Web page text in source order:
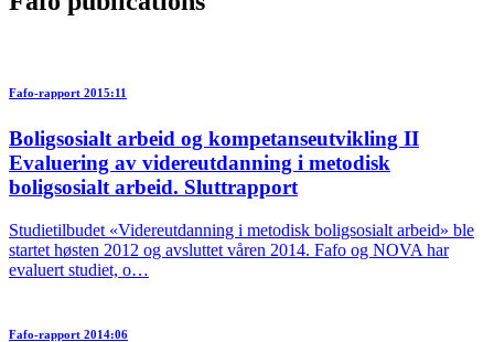
Fafo-rapport 2015:11
Boligsosialt arbeid og kompetanseutvikling II
Evaluering av videreutdanning i metodisk
boligsosialt arbeid. Sluttrapport
Studietilbudet «Videreutdanning i metodisk boligsosialt arbeid» ble
startet høsten 2012 og avsluttet våren 2014. Fafo og NOVA har
evaluert studiet, o…
Fafo-rapport 2014:06